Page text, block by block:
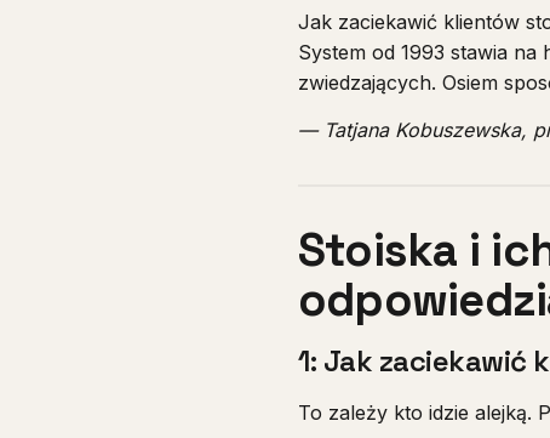
Jak zaciekawić klientów
System od 1993 stawia
zwiedzających. Osiem
— Tatjana Kobuszewska,
Stoiska i
1: Jak zaciekawić
To zależy kto idzie alejką.